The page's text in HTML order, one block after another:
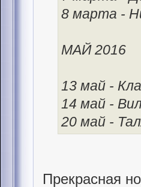
8 марта -
МАЙ 2016
13 май -
14 май -
20 май -
Прекрасная